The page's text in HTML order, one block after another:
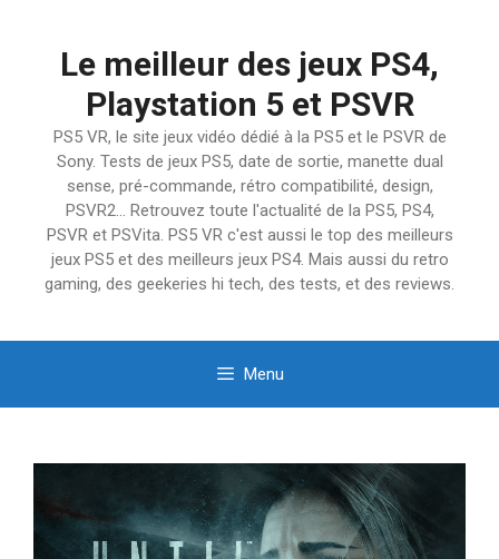
Le meilleur des jeux PS4,
Playstation 5 et PSVR
PS5 VR, le site jeux vidéo dédié à la PS5 et le PSVR de
Sony. Tests de jeux PS5, date de sortie, manette dual
sense, pré-commande, rétro compatibilité, design,
PSVR2… Retrouvez toute l'actualité de la PS5, PS4,
PSVR et PSVita. PS5 VR c'est aussi le top des meilleurs
jeux PS5 et des meilleurs jeux PS4. Mais aussi du retro
gaming, des geekeries hi tech, des tests, et des reviews.
Menu